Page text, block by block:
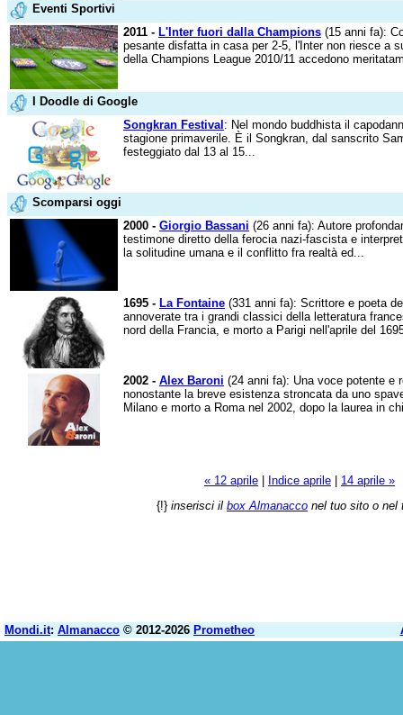
Eventi Sportivi
2011 - L'Inter fuori dalla Champions (15 anni fa):
pesante disfatta in casa per 2-5, l'Inter non riesce a
della Champions League 2010/11 accedono
I Doodle di Google
Songkran Festival : Nel mondo buddhista il
stagione primaverile. È il Songkran, dal sanscrito
festeggiato dal 13 al 15...
Scomparsi oggi
2000 - Giorgio Bassani (26 anni fa): Autore
testimone diretto della ferocia nazi-fascista e
la solitudine umana e il conflitto fra realtà ed...
1695 - La Fontaine (331 anni fa): Scrittore e poeta
annoverate tra i grandi classici della letteratura
nord della Francia, e morto a Parigi nell'aprile del
2002 - Alex Baroni (24 anni fa): Una voce potente e
nonostante la breve esistenza stroncata da uno
Milano e morto a Roma nel 2002, dopo la laurea in
« 12 aprile Indice aprile
14 aprile »
{!} inserisci il box Almanacco nel tuo sito o nel
Mondi.it: Almanacco © 2012-2026 Prometheo